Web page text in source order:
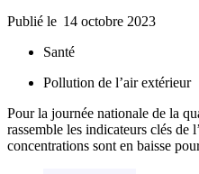
Publié le 14 octobre 2023
Santé
Pollution de l’air extérieur
Pour la journée nationale de la
rassemble les indicateurs clés de
concentrations sont en baisse